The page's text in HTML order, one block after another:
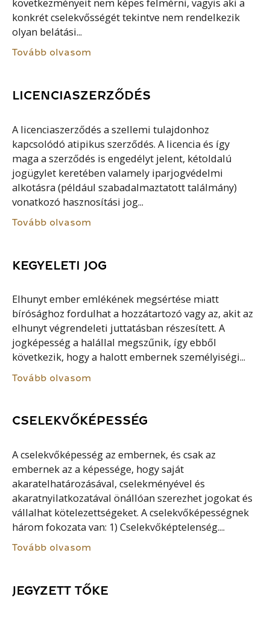
következményeit nem képes felmérni, vagyis aki a
konkrét cselekvősségét tekintve nem rendelkezik
olyan belátási...
Tovább olvasom
LICENCIASZERZŐDÉS
A licenciaszerződés a szellemi tulajdonhoz
kapcsolódó atipikus szerződés. A licencia és így
maga a szerződés is engedélyt jelent, kétoldalú
jogügylet keretében valamely iparjogvédelmi
alkotásra (például szabadalmaztatott találmány)
vonatkozó hasznosítási jog...
Tovább olvasom
KEGYELETI JOG
Elhunyt ember emlékének megsértése miatt
bírósághoz fordulhat a hozzátartozó vagy az, akit az
elhunyt végrendeleti juttatásban részesített. A
jogképesség a halállal megszűnik, így ebből
következik, hogy a halott embernek személyiségi...
Tovább olvasom
CSELEKVŐKÉPESSÉG
A cselekvőképesség az embernek, és csak az
embernek az a képessége, hogy saját
akaratelhatározásával, cselekményével és
akaratnyilatkozatával önállóan szerezhet jogokat és
vállalhat kötelezettségeket. A cselekvőképességnek
három fokozata van: 1) Cselekvőképtelenség....
Tovább olvasom
JEGYZETT TŐKE